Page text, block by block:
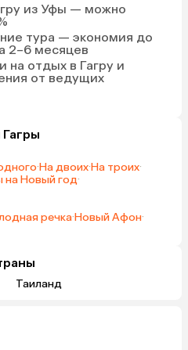
из Уфы — можно
тура — экономия до
2–6 месяцев
на отдых в Гагру и
от ведущих
·На двоих·На троих·
на Новый год·
речка·Новый Афон·
Таиланд